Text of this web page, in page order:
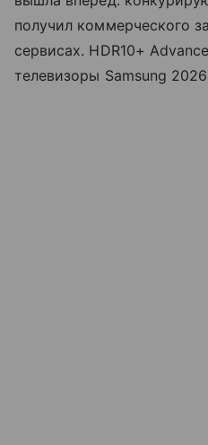
получил коммерческого
сервисах. HDR10+
телевизоры Samsung